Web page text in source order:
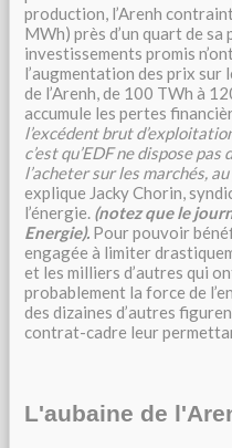
production, l’Arenh
MWh) près d’un quart de
investissements promis
l’augmentation des prix sur
de l’Arenh, de 100 TWh à
accumule les pertes
l’excédent brut
c’est qu’EDF ne dispose
l’acheter sur les marchés,
explique Jacky Chorin,
l’énergie. (notez que le
Energie). Pour pouvoir
engagée à limiter
et les milliers d’autres qui
probablement la force de
des dizaines d’autres
contrat-cadre leur
L'aubaine de